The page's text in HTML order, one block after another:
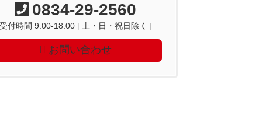
0834-29-2560
付時間 9:00-18:00 [ 土・日・祝日除く ]
お問い合わせ